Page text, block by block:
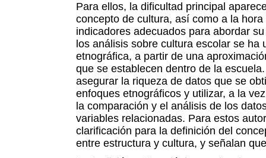
Para ellos, la dificultad principal
concepto de cultura, así como a la
indicadores adecuados para abordar
los análisis sobre cultura escolar se ha
etnográfica, a partir de una
que se establecen dentro de la
asegurar la riqueza de datos que se
enfoques etnográficos y utilizar, a la
la comparación y el análisis de los
variables relacionadas. Para estos
clarificación para la definición del
entre estructura y cultura, y señalan